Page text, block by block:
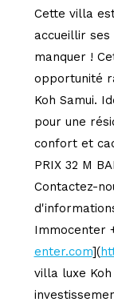
Cette villa
accueillir ses
manquer !
opportunité
Koh Samui.
pour une
confort et
PRIX 32 M
Contactez-
Immocenter
enter.com](
villa luxe